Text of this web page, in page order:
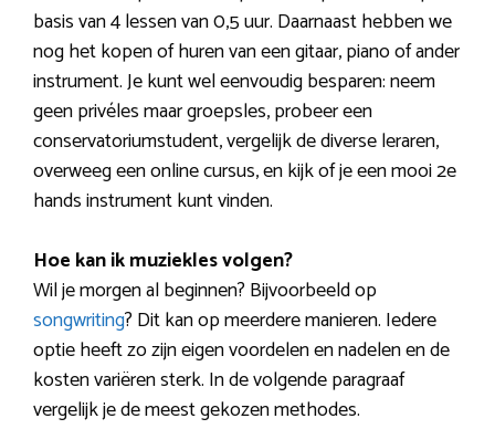
basis van 4 lessen van 0,5 uur. Daarnaast hebben we
nog het kopen of huren van een gitaar, piano of ander
instrument. Je kunt wel eenvoudig besparen: neem
geen privéles maar groepsles, probeer een
conservatoriumstudent, vergelijk de diverse leraren,
overweeg een online cursus, en kijk of je een mooi 2e
hands instrument kunt vinden.
Hoe kan ik muziekles volgen?
Wil je morgen al beginnen? Bijvoorbeeld op
songwriting? Dit kan op meerdere manieren. Iedere
optie heeft zo zijn eigen voordelen en nadelen en de
kosten variëren sterk. In de volgende paragraaf
vergelijk je de meest gekozen methodes.